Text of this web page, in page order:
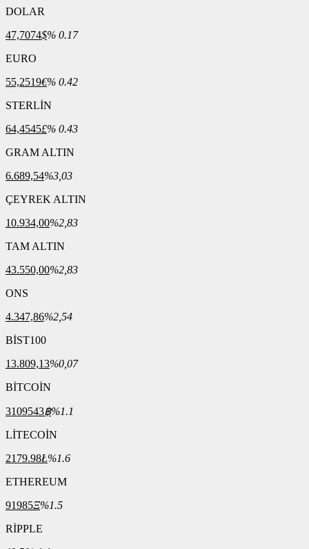
DOLAR
47,7074$% 0.17
EURO
55,2519€% 0.42
STERLİN
64,4545£% 0.43
GRAM ALTIN
6.689,54%3,03
ÇEYREK ALTIN
10.934,00%2,83
TAM ALTIN
43.550,00%2,83
ONS
4.347,86%2,54
BİST100
13.809,13%0,07
BİTCOİN
3109543฿%1.1
LİTECOİN
2179.98Ł%1.6
ETHEREUM
91985Ξ%1.5
RİPPLE